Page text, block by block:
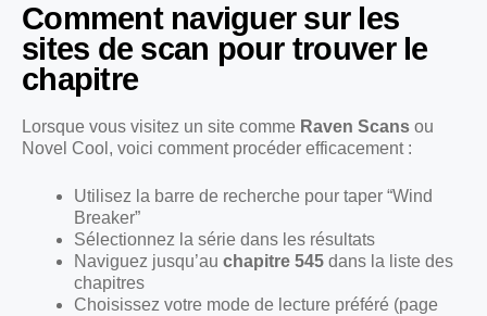
Comment naviguer sur les
sites de scan pour trouver le
chapitre
Lorsque vous visitez un site comme Raven Scans ou
Novel Cool, voici comment procéder efficacement :
Utilisez la barre de recherche pour taper “Wind
Breaker”
Sélectionnez la série dans les résultats
Naviguez jusqu’au chapitre 545 dans la liste des
chapitres
Choisissez votre mode de lecture préféré (page